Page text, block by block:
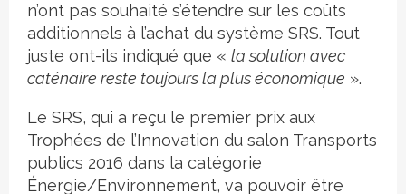
n’ont pas souhaité s’étendre sur les coûts
additionnels à l’achat du système SRS. Tout
juste ont-ils indiqué que « la solution avec
caténaire reste toujours la plus économique ».
Le SRS, qui a reçu le premier prix aux
Trophées de l’Innovation du salon Transports
publics 2016 dans la catégorie
Énergie/Environnement, va pouvoir être